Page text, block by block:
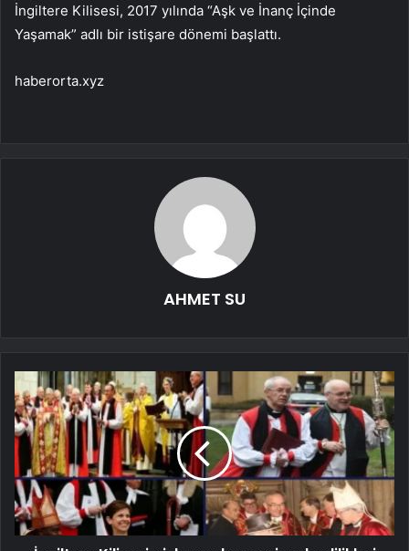
İngiltere Kilisesi, 2017 yılında “Aşk ve İnanç İçinde
Yaşamak” adlı bir istişare dönemi başlattı.
haberorta.xyz
AHMET SU